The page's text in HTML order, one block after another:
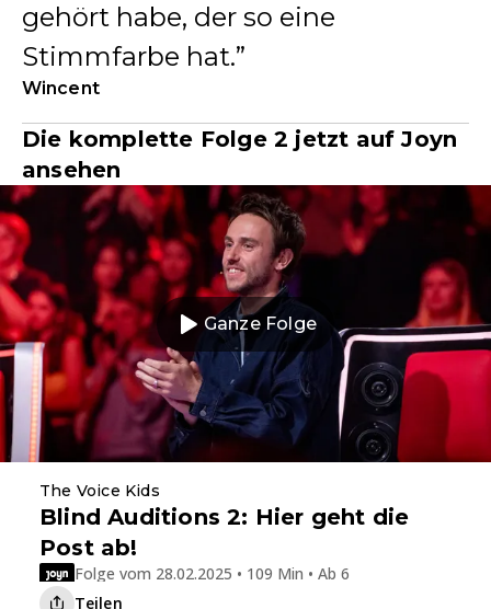
gehört habe, der so eine
Stimmfarbe hat.
Wincent
Die komplette Folge 2 jetzt auf Joyn
ansehen
Ganze Folge
The Voice Kids
Blind Auditions 2: Hier geht die
Post ab!
Folge vom 28.02.2025 • 109 Min • Ab 6
Teilen